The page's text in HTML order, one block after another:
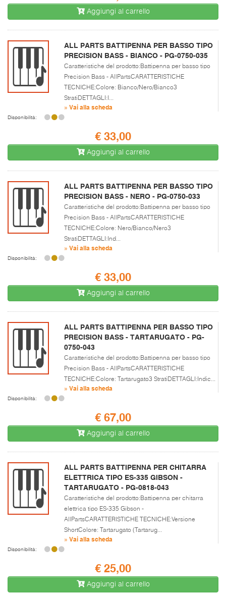
Aggiungi al carrello
ALL PARTS BATTIPENNA PER BASSO TIPO
PRECISION BASS - BIANCO - PG-0750-035
Caratteristiche del prodotto:Battipenna per basso tipo
Precision Bass - AllPartsCARATTERISTICHE
TECNICHE:Colore: Bianco/Nero/Bianco3
StratiDETTAGLI:I...
» Vai alla scheda
Disponibilità:
€ 33,00
Aggiungi al carrello
ALL PARTS BATTIPENNA PER BASSO TIPO
PRECISION BASS - NERO - PG-0750-033
Caratteristiche del prodotto:Battipenna per basso tipo
Precision Bass - AllPartsCARATTERISTICHE
TECNICHE:Colore: Nero/Bianco/Nero3
StratiDETTAGLI:Ind...
» Vai alla scheda
Disponibilità:
€ 33,00
Aggiungi al carrello
ALL PARTS BATTIPENNA PER BASSO TIPO
PRECISION BASS - TARTARUGATO - PG-
0750-043
Caratteristiche del prodotto:Battipenna per basso tipo
Precision Bass - AllPartsCARATTERISTICHE
TECNICHE:Colore: Tartarugato3 StratiDETTAGLI:Indic...
» Vai alla scheda
Disponibilità:
€ 67,00
Aggiungi al carrello
ALL PARTS BATTIPENNA PER CHITARRA
ELETTRICA TIPO ES-335 GIBSON -
TARTARUGATO - PG-0818-043
Caratteristiche del prodotto:Battipenna per chitarra
elettrica tipo ES-335 Gibson -
AllPartsCARATTERISTICHE TECNICHE:Versione
ShortColore: Tartarugato (Tartarug...
» Vai alla scheda
Disponibilità:
€ 25,00
Aggiungi al carrello